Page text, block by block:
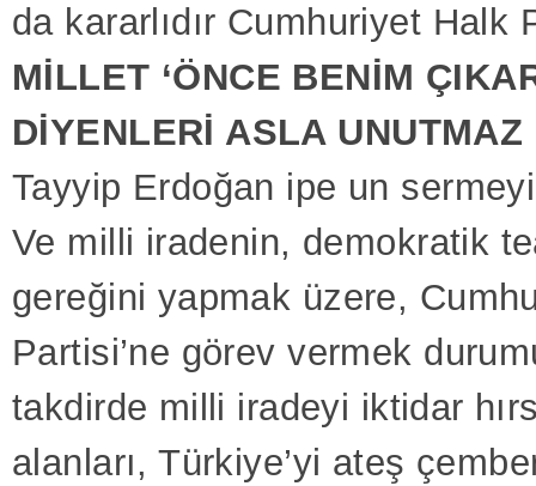
da kararlıdır Cumhuriyet Halk
MİLLET ‘ÖNCE BENİM
DİYENLERİ ASLA UNUTMAZ
Tayyip Erdoğan ipe un sermeyi
Ve milli iradenin, demokratik
gereğini yapmak üzere,
Partisi’ne görev vermek
takdirde milli iradeyi iktidar
alanları, Türkiye’yi ateş